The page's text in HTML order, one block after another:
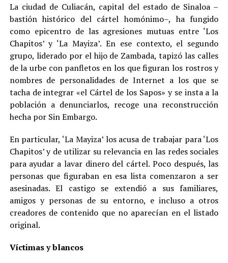
La ciudad de Culiacán, capital del estado de Sinaloa –
bastión histórico del cártel homónimo–, ha fungido
como epicentro de las agresiones mutuas entre ‘Los
Chapitos’ y ‘La Mayiza’. En ese contexto, el segundo
grupo, liderado por el hijo de Zambada, tapizó las calles
de la urbe con panfletos en los que figuran los rostros y
nombres de personalidades de Internet a los que se
tacha de integrar «el Cártel de los Sapos» y se insta a la
población a denunciarlos, recoge una reconstrucción
hecha por Sin Embargo.
En particular, ‘La Mayiza’ los acusa de trabajar para ‘Los
Chapitos’ y de utilizar su relevancia en las redes sociales
para ayudar a lavar dinero del cártel. Poco después, las
personas que figuraban en esa lista comenzaron a ser
asesinadas. El castigo se extendió a sus familiares,
amigos y personas de su entorno, e incluso a otros
creadores de contenido que no aparecían en el listado
original.
Víctimas y blancos